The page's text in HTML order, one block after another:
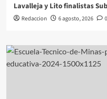
Lavalleja y Lito finalistas
Redaccion 6 agosto, 2026 0